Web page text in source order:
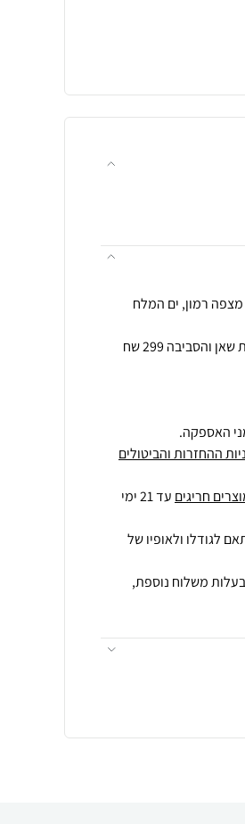
הובלה לאזור אילת הערבה ובקעת הירדן ומעבר לקו הירוק בית שאן והסביבה 299 שח
האספקה.
ההחזרות והביטולים
חריגים
עד 21 ימי
לגודלו ולאופיו של
בעלות משלוח נוספת,